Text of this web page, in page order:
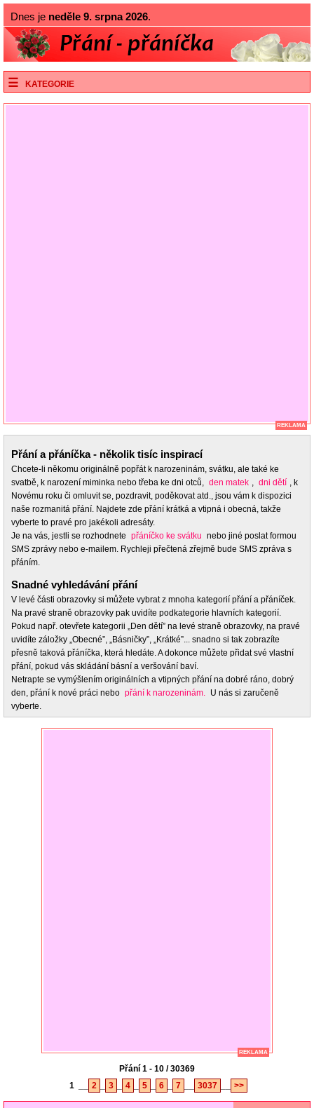
Dnes je neděle 9. srpna 2026.
KATEGORIE
REKLAMA
Přání a přáníčka - několik tisíc inspirací
Chcete-li někomu originálně popřát k narozeninám, svátku, ale také ke
svatbě, k narození miminka nebo třeba ke dni otců, den matek , dni dětí , k
Novému roku či omluvit se, pozdravit, poděkovat atd., jsou vám k dispozici
naše rozmanitá přání. Najdete zde přání krátká a vtipná i obecná, takže
vyberte to pravé pro jakékoli adresáty.
Je na vás, jestli se rozhodnete přáníčko ke svátku nebo jiné poslat formou
SMS zprávy nebo e-mailem. Rychleji přečtená zřejmě bude SMS zpráva s
přáním.
Snadné vyhledávání přání
V levé části obrazovky si můžete vybrat z mnoha kategorií přání a přáníček.
Na pravé straně obrazovky pak uvidíte podkategorie hlavních kategorií.
Pokud např. otevřete kategorii „Den dětí” na levé straně obrazovky, na pravé
uvidíte záložky „Obecné”, „Básničky”, „Krátké”... snadno si tak zobrazíte
přesně taková přáníčka, která hledáte. A dokonce můžete přidat své vlastní
přání, pokud vás skládání básní a veršování baví.
Netrapte se vymýšlením originálních a vtipných přání na dobré ráno, dobrý
den, přání k nové práci nebo přání k narozeninám. U nás si zaručeně
vyberte.
REKLAMA
Přání 1 - 10 / 30369
1
2 3 4 5 6 7 3037 >>